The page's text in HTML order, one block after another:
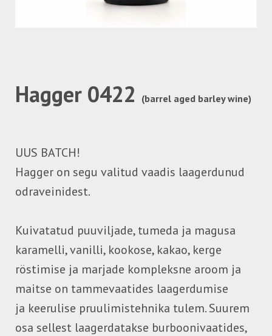
Hagger 0422 (barrel aged barley wine)
UUS BATCH!
Hagger on segu valitud vaadis laagerdunud
odraveinidest.
Kuivatatud puuviljade, tumeda ja magusa
karamelli, vanilli, kookose, kakao, kerge
röstimise ja marjade kompleksne aroom ja
maitse on tammevaatides laagerdumise
ja keerulise pruulimistehnika tulem. Suurem
osa sellest laagerdatakse burboonivaatides,